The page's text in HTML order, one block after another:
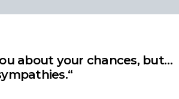
about your chances, but…